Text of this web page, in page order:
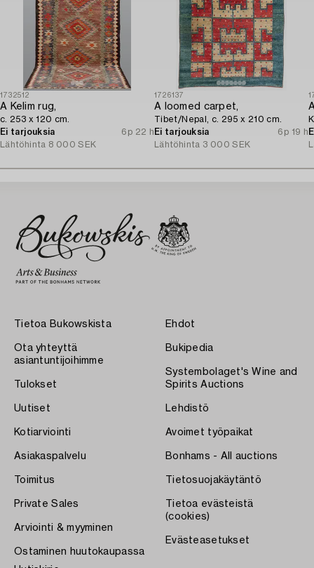
1732512
A Kelim rug,
c. 253 x 120 cm.
Ei tarjouksia
6p 22 h
Lähtöhinta 8 000 SEK
1726137
A loomed carpet,
Tibet/Nepal, c. 295 x 210 cm.
Ei tarjouksia
6p 19 h
Lähtöhinta 3 000 SEK
Tietoa Bukowskista
Ota yhteyttä
asiantuntijoihimme
Tulokset
Uutiset
Kotiarviointi
Asiakaspalvelu
Toimitus
Private Sales
Arviointi & myyminen
Ostaminen huutokaupassa
Ehdot
Bukipedia
Systembolaget's Wine and
Spirits Auctions
Lehdistö
Avoimet työpaikat
Bonhams - All auctions
Tietosuojakäytäntö
Tietoa evästeistä
(cookies)
Evästeasetukset